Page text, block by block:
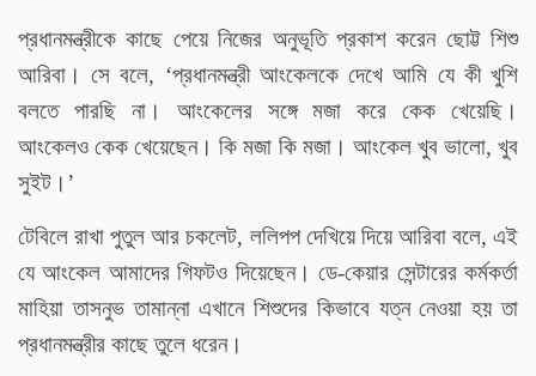
প্রধানমন্ত্রীকে কাছে পেয়ে নিজের অনুভূতি প্রকাশ করেন ছোট্ট শিশু
আরিবা। সে বলে, ‘প্রধানমন্ত্রী আংকেলকে দেখে আমি যে কী খুশি
বলতে পারছি না। আংকেলের সঙ্গে মজা করে কেক খেয়েছি।
আংকেলও কেক খেয়েছেন। কি মজা কি মজা। আংকেল খুব ভালো, খুব
সুইট। ’
টেবিলে রাখা পুতুল আর চকলেট, ললিপপ দেখিয়ে দিয়ে আরিবা বলে, এই
যে আংকেল আমাদের গিফটও দিয়েছেন। ডে-কেয়ার সেন্টারের কর্মকর্তা
মাহিয়া তাসনুভ তামান্না এখানে শিশুদের কিভাবে যত্ন নেওয়া হয় তা
প্রধানমন্ত্রীর কাছে তুলে ধরেন।